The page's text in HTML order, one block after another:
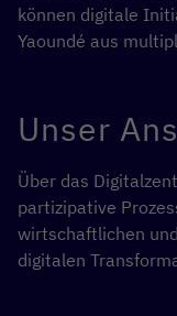
können digitale
Yaoundé aus
Unser
Über das
partizipative
wirtschaftlichen
digitalen